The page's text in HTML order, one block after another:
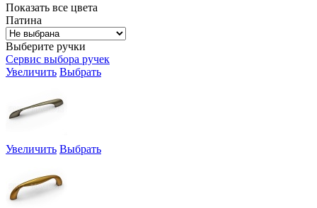
Показать все цвета
Патина
Выберите ручки
Сервис выбора ручек
Увеличить Выбрать
Увеличить Выбрать